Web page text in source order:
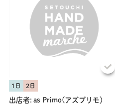
1日 2日
出店者: as Primo(アズプリモ）